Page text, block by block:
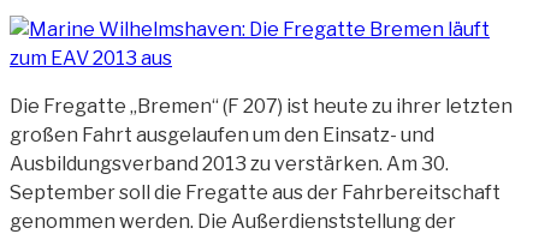
Die Fregatte „Bremen“ (F 207) ist heute zu ihrer letzten
großen Fahrt ausgelaufen um den Einsatz- und
Ausbildungsverband 2013 zu verstärken. Am 30.
September soll die Fregatte aus der Fahrbereitschaft
genommen werden. Die Außerdienststellung der